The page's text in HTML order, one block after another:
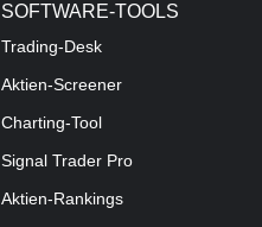
SOFTWARE-TOOLS
Trading-Desk
Aktien-Screener
Charting-Tool
Signal Trader Pro
Aktien-Rankings